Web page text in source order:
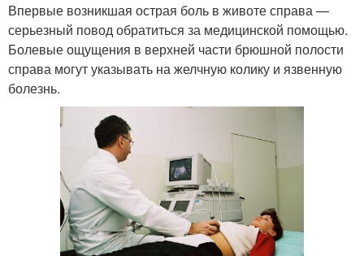
Впервые возникшая острая боль в животе справа —
серьезный повод обратиться за медицинской помощью.
Болевые ощущения в верхней части брюшной полости
справа могут указывать на желчную колику и язвенную
болезнь.